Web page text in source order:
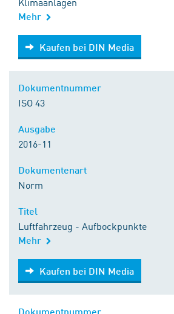
Mehr
Kaufen bei DIN Media
Kaufen bei DIN Media
ISO 43
2016-11
Norm
Luftfahrzeug - Aufbockpunkte
Mehr
Kaufen bei DIN Media
Kaufen bei DIN Media